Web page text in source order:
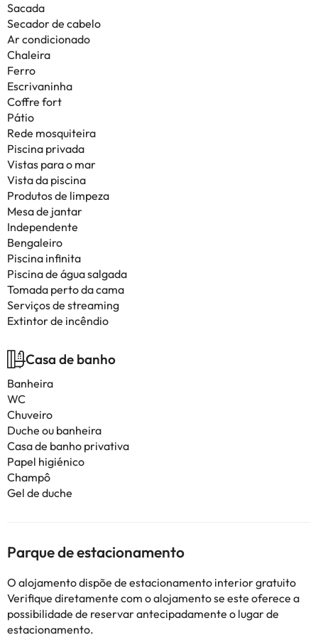
Sacada
Secador de cabelo
Ar condicionado
Chaleira
Ferro
Escrivaninha
Coffre fort
Pátio
Rede mosquiteira
Piscina privada
Vistas para o mar
Vista da piscina
Produtos de limpeza
Mesa de jantar
Independente
Bengaleiro
Piscina infinita
Piscina de água salgada
Tomada perto da cama
Serviços de streaming
Extintor de incêndio
Casa de banho
Banheira
WC
Chuveiro
Duche ou banheira
Casa de banho privativa
Papel higiénico
Champô
Gel de duche
Parque de estacionamento
O alojamento dispõe de estacionamento interior gratuito
Verifique diretamente com o alojamento se este oferece a
possibilidade de reservar antecipadamente o lugar de
estacionamento.